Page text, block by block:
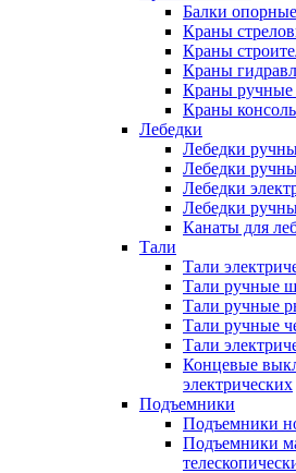
Балки
Краны
Краны
Краны
Краны ручные
Краны
Лебедки
Лебедки
Лебедки
Лебедки
Лебедки
Канаты для
Тали
Тали
Тали ручные
Тали ручные
Тали ручные
Тали
Концевые
электрических
Подъемники
Подъемники
Подъемники